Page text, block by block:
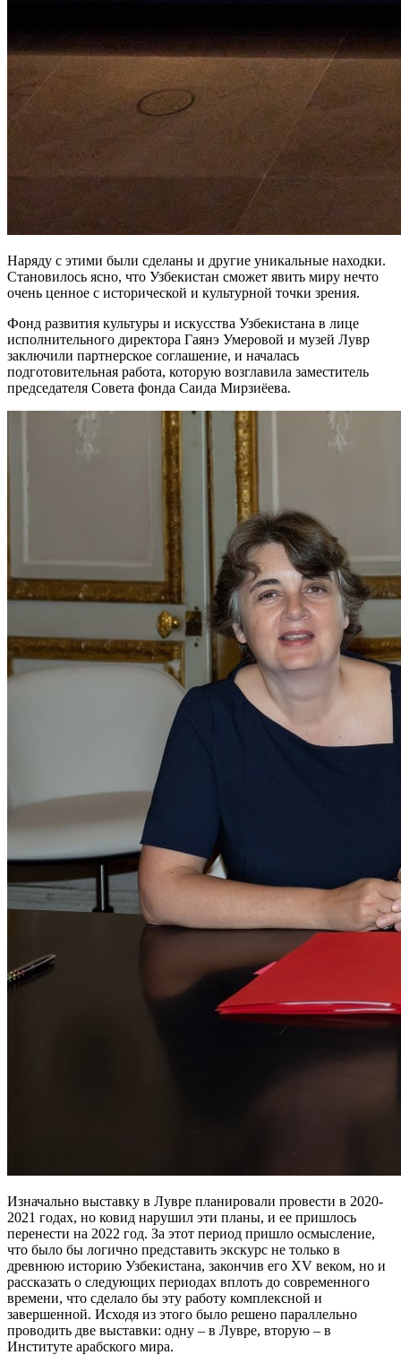
Наряду с этими были сделаны и другие уникальные находки.
Становилось ясно, что Узбекистан сможет явить миру нечто
очень ценное с исторической и культурной точки зрения.
Фонд развития культуры и искусства Узбекистана в лице
исполнительного директора Гаянэ Умеровой и музей Лувр
заключили партнерское соглашение, и началась
подготовительная работа, которую возглавила заместитель
председателя Совета фонда Саида Мирзиёева.
Изначально выставку в Лувре планировали провести в 2020-
2021 годах, но ковид нарушил эти планы, и ее пришлось
перенести на 2022 год. За этот период пришло осмысление,
что было бы логично представить экскурс не только в
древнюю историю Узбекистана, закончив его XV веком, но и
рассказать о следующих периодах вплоть до современного
времени, что сделало бы эту работу комплексной и
завершенной. Исходя из этого было решено параллельно
проводить две выставки: одну – в Лувре, вторую – в
Институте арабского мира.